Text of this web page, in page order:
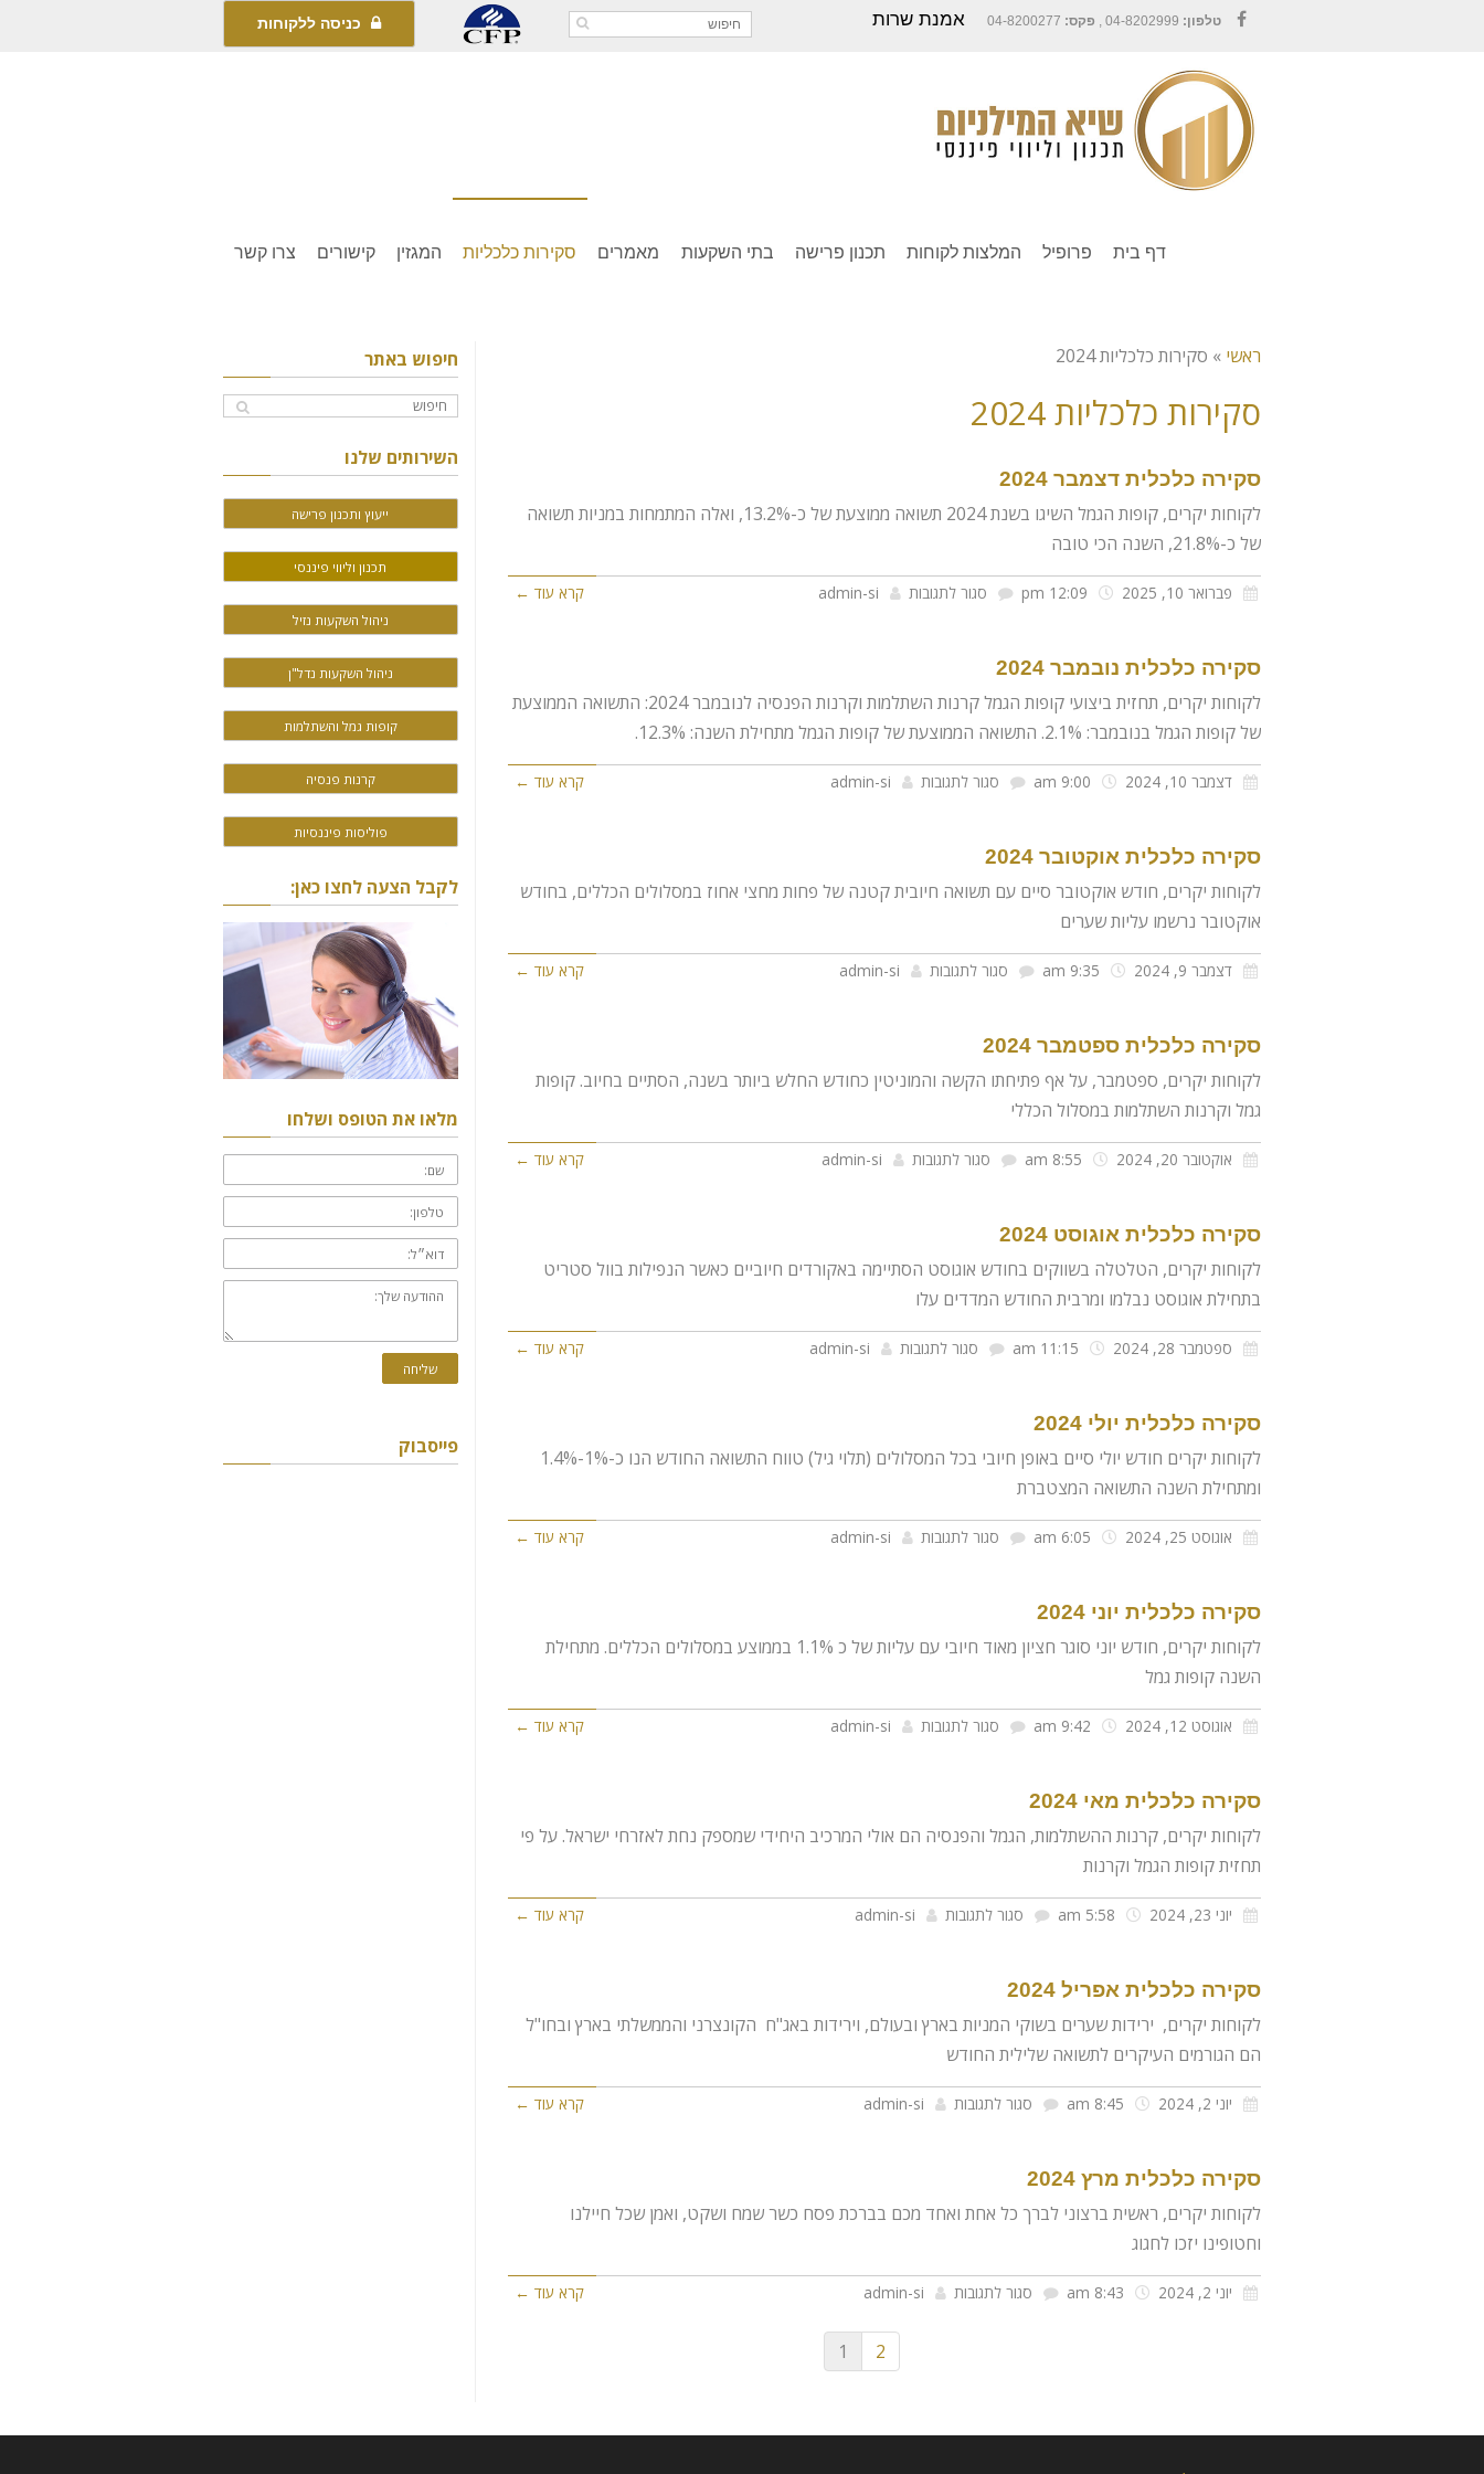
טלפון: פקס: אמנת שרות כניסה ללקוחות
דף בית פרופיל המלצות לקוחות תכנון פרישה בתי השקעות מאמרים סקירות כלכליות המגזין קישורים צרו קשר
ראשי » סקירות כלכליות 2024
סקירות כלכליות 2024
סקירה כלכלית דצמבר 2024
לקוחות יקרים, קופות הגמל השיגו בשנת 2024 תשואה ממוצעת של כ-13.2%, ואלה המתמחות במניות תשואה
של כ-21.8%, השנה הכי טובה
פברואר 10, 2025 סגור לתגובות admin-si קרא עוד ←
סקירה כלכלית נובמבר 2024
לקוחות יקרים, תחזית ביצועי קופות הגמל קרנות השתלמות וקרנות הפנסיה לנובמבר 2024: התשואה הממוצעת
של קופות הגמל בנובמבר: 2.1%. התשואה הממוצעת של קופות הגמל מתחילת השנה: 12.3%.
דצמבר 10, 2024 סגור לתגובות admin-si קרא עוד ←
סקירה כלכלית אוקטובר 2024
לקוחות יקרים, חודש אוקטובר סיים עם תשואה חיובית קטנה של פחות מחצי אחוז במסלולים הכללים, בחודש
אוקטובר נרשמו עליות שערים
דצמבר 9, 2024 סגור לתגובות admin-si קרא עוד ←
סקירה כלכלית ספטמבר 2024
לקוחות יקרים, ספטמבר, על אף פתיחתו הקשה והמוניטין כחודש החלש ביותר בשנה, הסתיים בחיוב. קופות
גמל וקרנות השתלמות במסלול הכללי
אוקטובר 20, 2024 סגור לתגובות admin-si קרא עוד ←
סקירה כלכלית אוגוסט 2024
לקוחות יקרים, הטלטלה בשווקים בחודש אוגוסט הסתיימה באקורדים חיוביים כאשר הנפילות בוול סטריט
בתחילת אוגוסט נבלמו ומרבית החודש המדדים עלו
ספטמבר 28, 2024 סגור לתגובות admin-si קרא עוד ←
סקירה כלכלית יולי 2024
לקוחות יקרים חודש יולי סיים באופן חיובי בכל המסלולים (תלוי גיל) טווח התשואה החודש הנו כ-1%-1.4%
ומתחילת השנה התשואה המצטברת
אוגוסט 25, 2024 סגור לתגובות admin-si קרא עוד ←
סקירה כלכלית יוני 2024
לקוחות יקרים, חודש יוני סוגר חציון מאוד חיובי עם עליות של כ 1.1% בממוצע במסלולים הכללים. מתחילת
השנה קופות גמל
אוגוסט 12, 2024 סגור לתגובות admin-si קרא עוד ←
סקירה כלכלית מאי 2024
לקוחות יקרים, קרנות ההשתלמות, הגמל והפנסיה הם אולי המרכיב היחידי שמספק נחת לאזרחי ישראל. על פי
תחזית קופות הגמל וקרנות
יוני 23, 2024 סגור לתגובות admin-si קרא עוד ←
סקירה כלכלית אפריל 2024
לקוחות יקרים, ירידות שערים בשוקי המניות בארץ ובעולם, וירידות באג"ח הקונצרני והממשלתי בארץ ובחו"ל
הם הגורמים העיקרים לתשואה שלילית החודש
יוני 2, 2024 סגור לתגובות admin-si קרא עוד ←
סקירה כלכלית מרץ 2024
לקוחות יקרים, ראשית ברצוני לברך כל אחת ואחד מכם בברכת פסח כשר שמח ושקט, ואמן שכל חיילנו
וחטופינו יזכו לחגוג
יוני 2, 2024 סגור לתגובות admin-si קרא עוד ←
1 2
חיפוש באתר
השירותים שלנו
ייעוץ ותכנון פרישה
תכנון וליווי פיננסי
ניהול השקעות נזיל
ניהול השקעות נדל"ן
קופות גמל והשתלמות
קרנות פנסיה
פוליסות פיננסיות
לקבל הצעה לחצו כאן:
מלאו את הטופס ושלחו
שם:
טלפון:
דוא״ל:
ההודעה
שלך:
שליחה
פייסבוק